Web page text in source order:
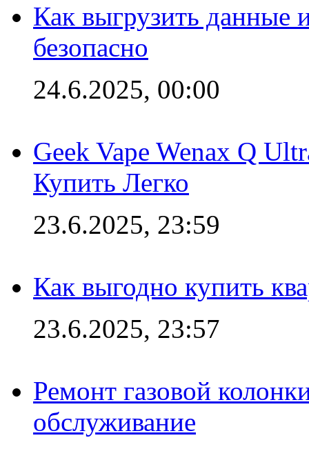
Как выгрузить данные
безопасно
24.6.2025, 00:00
Geek Vape Wenax Q
Купить Легко
23.6.2025, 23:59
Как выгодно купить
23.6.2025, 23:57
Ремонт газовой
обслуживание